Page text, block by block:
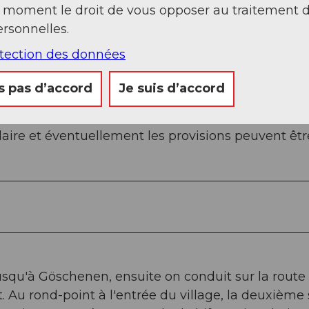
et éventuellement les provisions peuvent
Göschenen, ensuite on conduit sur la route
Au rond-point à l'entrée du village, la deuxième
le droit de vous opposer au traitement
des données
pas d’accord Je suis d’accord